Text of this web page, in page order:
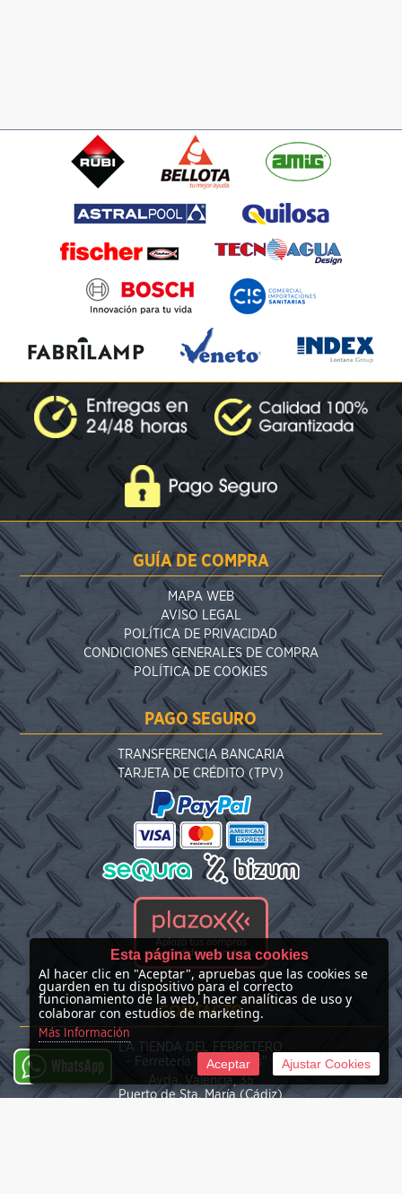
GUÍA DE COMPRA
MAPA WEB
AVISO LEGAL
POLÍTICA DE PRIVACIDAD
CONDICIONES GENERALES DE COMPRA
POLÍTICA DE COOKIES
PAGO SEGURO
TRANSFERENCIA BANCARIA
TARJETA DE CRÉDITO (TPV)
CONTACTO
LA TIENDA DEL FERRETERO
- Ferretería "Las Nieves" -
Avda. Valencia, 35
Puerto de Sta. María (Cádiz)
WhatsApp
Esta página web usa cookies
Al hacer clic en "Aceptar", apruebas que las cookies se
guarden en tu dispositivo para el correcto
funcionamiento de la web, hacer analíticas de uso y
colaborar con estudios de marketing.
Más Información
Aceptar Ajustar Cookies